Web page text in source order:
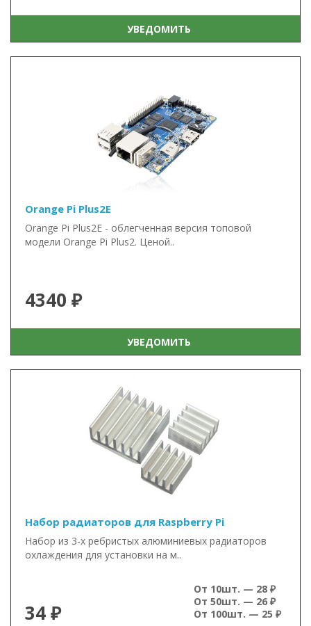
УВЕДОМИТЬ
Orange Pi Plus2E
Orange Pi Plus2E - облегченная версия топовой
модели Orange Pi Plus2. Ценой..
4340 ₽
УВЕДОМИТЬ
Набор радиаторов для Raspberry Pi
Набор из 3-х ребристых алюминиевых радиаторов
охлаждения для установки на м..
34 ₽
От 10шт. — 28 ₽
От 50шт. — 26 ₽
От 100шт. — 25 ₽